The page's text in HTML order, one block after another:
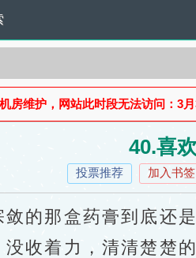
机房维护，网站此时段无法访问：3
40.喜
投票推荐 加入书签
那盒药膏到底还是
着力，清清楚楚